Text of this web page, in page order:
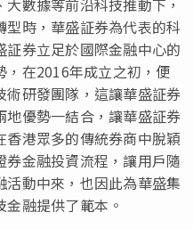
數據等前沿科技推動下，
時，華盛証券為代表的科
券立足於國際金融中心的
，在2016年成立之初，便
術研發團隊，這讓華盛証券
地優勢一結合，讓華盛証券
港眾多的傳統券商中脫穎
金融投資流程，讓用戶隨
動中來，也因此為華盛集
融提供了範本。